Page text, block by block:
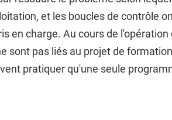
et les boucles de contrôle
en charge. Au cours de
pas liés au projet de
pratiquer qu'une seule